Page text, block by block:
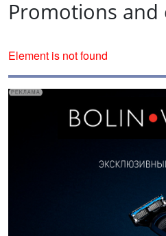
Promotions and
Element is not found